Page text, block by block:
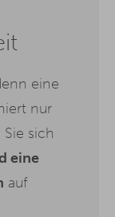
eine
nur
sich
eine
auf